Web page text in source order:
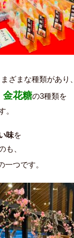
ざまな種類があり、
金花糖の3種類を
。
味を
も、
一つです。